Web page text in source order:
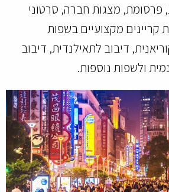
פרסומת, מצגות חברה, סרטוני
קריינים מקצועיים בשפות
דיבוב לתאילנדית, דיבוב
ולשפות נוספות.